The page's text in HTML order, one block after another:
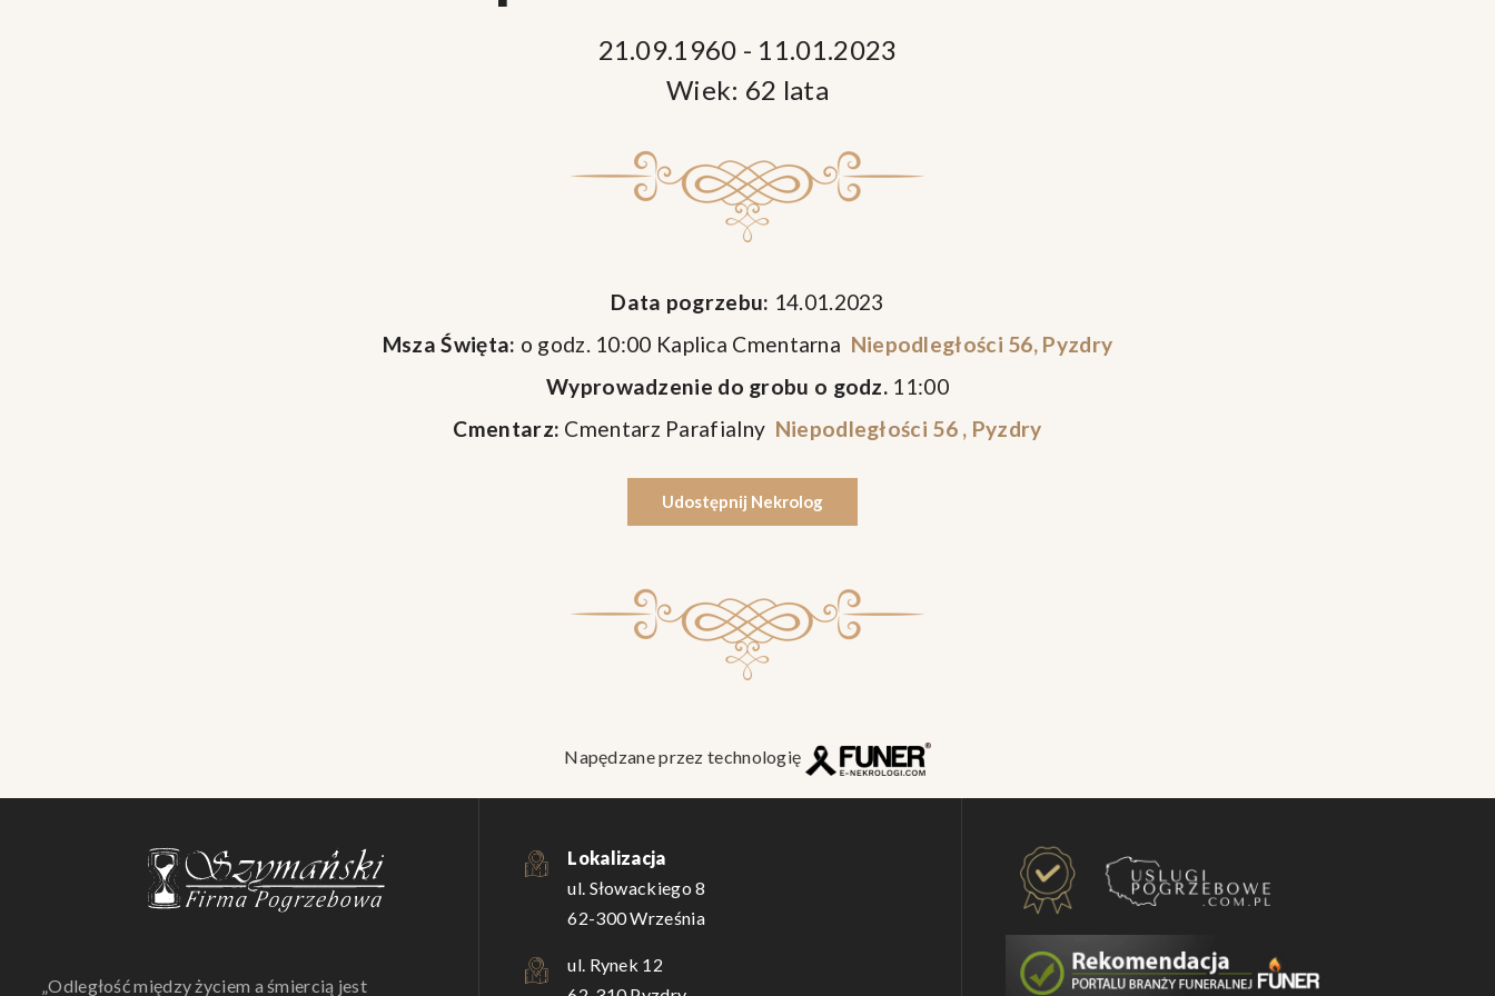
21.09.1960 - 11.01.2023
Wiek: 62 lata
Data pogrzebu: 14.01.2023
Msza Święta: o godz. 10:00 Kaplica Cmentarna Niepodległości 56, Pyzdry
Wyprowadzenie do grobu o godz. 11:00
Cmentarz: Cmentarz Parafialny Niepodległości 56 , Pyzdry
Udostępnij Nekrolog
Napędzane przez technologię
„Odległość między życiem a śmiercią jest
Lokalizacja
ul. Słowackiego 8
62-300 Września
ul. Rynek 12